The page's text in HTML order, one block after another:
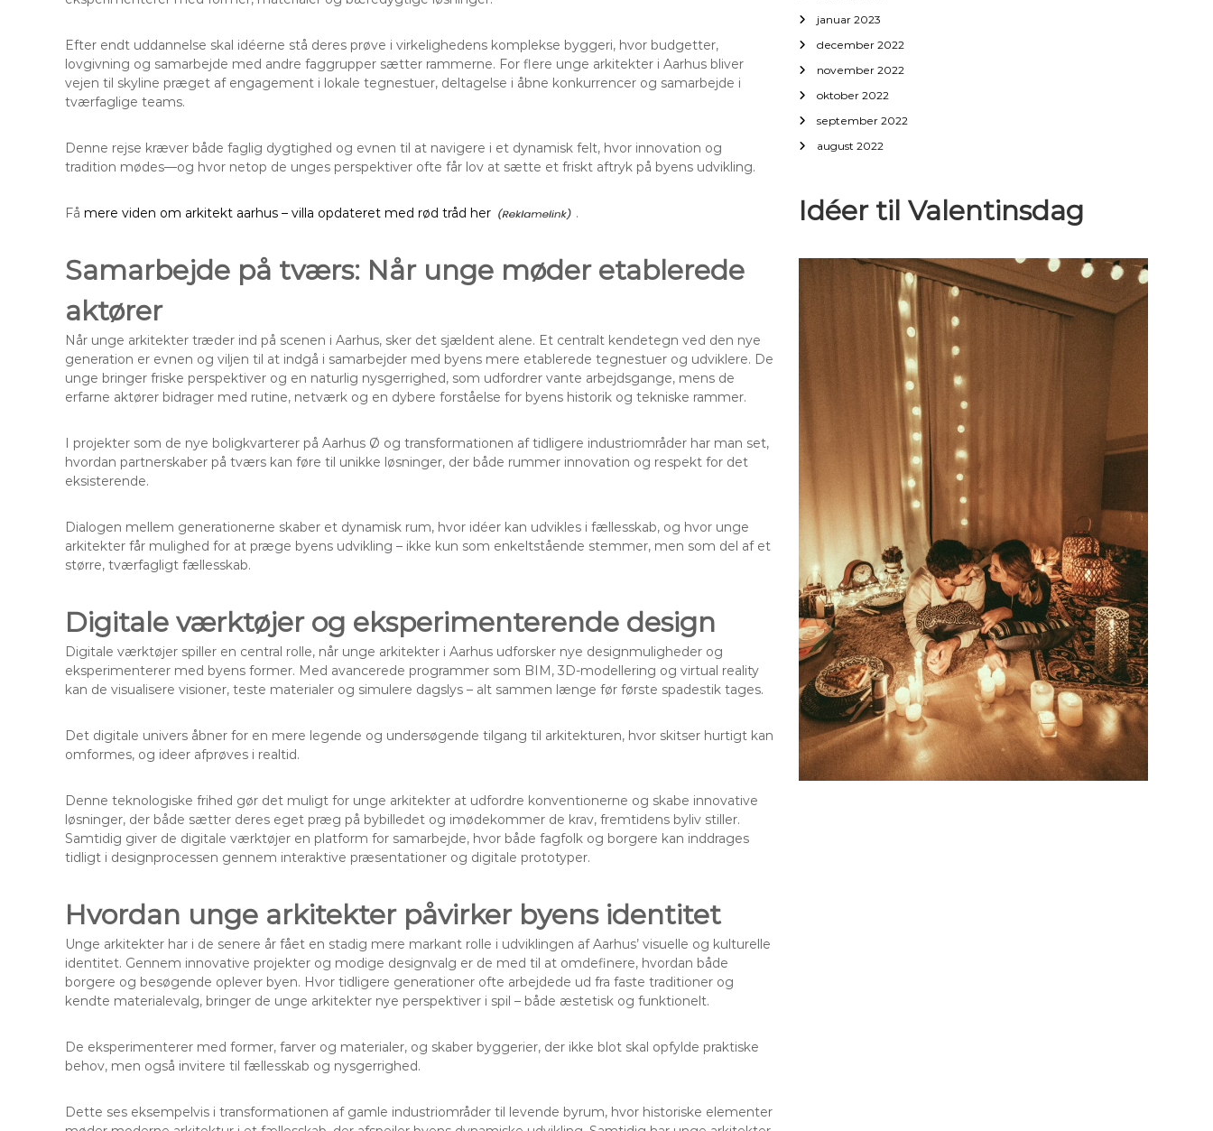
Efter endt uddannelse skal idéerne stå deres prøve i virkelighedens komplekse byggeri, hvor budgetter,
lovgivning og samarbejde med andre faggrupper sætter rammerne. For flere unge arkitekter i Aarhus bliver
vejen til skyline præget af engagement i lokale tegnestuer, deltagelse i åbne konkurrencer og samarbejde i
tværfaglige teams.
Denne rejse kræver både faglig dygtighed og evnen til at navigere i et dynamisk felt, hvor innovation og
tradition mødes—og hvor netop de unges perspektiver ofte får lov at sætte et friskt aftryk på byens udvikling.
Få mere viden om arkitekt aarhus – villa opdateret med rød tråd her .
Samarbejde på tværs: Når unge møder etablerede
aktører
Når unge arkitekter træder ind på scenen i Aarhus, sker det sjældent alene. Et centralt kendetegn ved den nye
generation er evnen og viljen til at indgå i samarbejder med byens mere etablerede tegnestuer og udviklere. De
unge bringer friske perspektiver og en naturlig nysgerrighed, som udfordrer vante arbejdsgange, mens de
erfarne aktører bidrager med rutine, netværk og en dybere forståelse for byens historik og tekniske rammer.
I projekter som de nye boligkvarterer på Aarhus Ø og transformationen af tidligere industriområder har man set,
hvordan partnerskaber på tværs kan føre til unikke løsninger, der både rummer innovation og respekt for det
eksisterende.
Dialogen mellem generationerne skaber et dynamisk rum, hvor idéer kan udvikles i fællesskab, og hvor unge
arkitekter får mulighed for at præge byens udvikling – ikke kun som enkeltstående stemmer, men som del af et
større, tværfagligt fællesskab.
Digitale værktøjer og eksperimenterende design
Digitale værktøjer spiller en central rolle, når unge arkitekter i Aarhus udforsker nye designmuligheder og
eksperimenterer med byens former. Med avancerede programmer som BIM, 3D-modellering og virtual reality
kan de visualisere visioner, teste materialer og simulere dagslys – alt sammen længe før første spadestik tages.
Det digitale univers åbner for en mere legende og undersøgende tilgang til arkitekturen, hvor skitser hurtigt kan
omformes, og ideer afprøves i realtid.
Denne teknologiske frihed gør det muligt for unge arkitekter at udfordre konventionerne og skabe innovative
løsninger, der både sætter deres eget præg på bybilledet og imødekommer de krav, fremtidens byliv stiller.
Samtidig giver de digitale værktøjer en platform for samarbejde, hvor både fagfolk og borgere kan inddrages
tidligt i designprocessen gennem interaktive præsentationer og digitale prototyper.
Hvordan unge arkitekter påvirker byens identitet
Unge arkitekter har i de senere år fået en stadig mere markant rolle i udviklingen af Aarhus’ visuelle og kulturelle
identitet. Gennem innovative projekter og modige designvalg er de med til at omdefinere, hvordan både
borgere og besøgende oplever byen. Hvor tidligere generationer ofte arbejdede ud fra faste traditioner og
kendte materialevalg, bringer de unge arkitekter nye perspektiver i spil – både æstetisk og funktionelt.
De eksperimenterer med former, farver og materialer, og skaber byggerier, der ikke blot skal opfylde praktiske
behov, men også invitere til fællesskab og nysgerrighed.
Dette ses eksempelvis i transformationen af gamle industriområder til levende byrum, hvor historiske elementer
januar 2023
december 2022
november 2022
oktober 2022
september 2022
august 2022
Idéer til Valentinsdag